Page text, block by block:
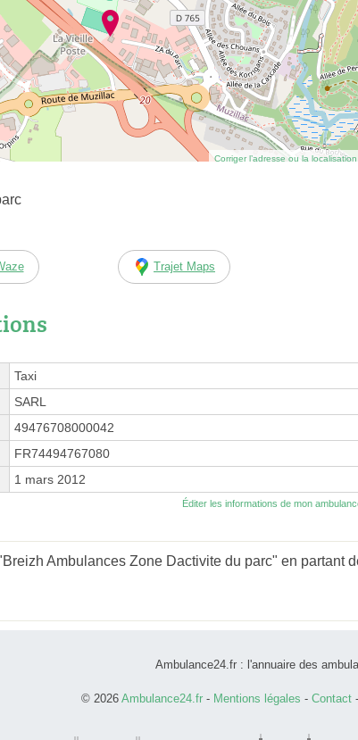
Corriger l’adresse ou la localisation
Trajet Maps
Taxi
SARL
49476708000042
FR74494767080
1 mars 2012
Éditer les informations de mon
Ambulances Zone Dactivite du parc" en partant
Ambulance24.fr : l'annuaire des
© 2026 Ambulance24.fr - Mentions légales - Contact -